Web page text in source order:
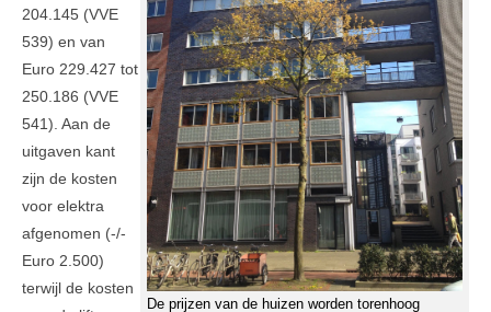
De prijzen van de huizen worden torenhoog
204.145 (VVE
539) en van
Euro 229.427 tot
250.186 (VVE
541). Aan de
uitgaven kant
zijn de kosten
voor elektra
afgenomen (-/-
Euro 2.500)
terwijl de kosten